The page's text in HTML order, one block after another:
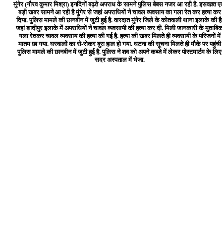
मुंगेर (गौरव कुमार मिश्रा) इनदिनों बढ़ते अपराध के सामने पुलिस बेबस नजर आ रही है. इसवक़्त
बड़ी खबर सामने आ रही है मुंगेर से जहां अपराधियों ने चावल व्यवसाय का गला रेत कर हत्या कर
दिया. पुलिस मामले की छानबीन में जुटी हुई है. वारदात मुंगेर जिले के कोतवाली थाना इलाके की
जहां शादीपुर इलाके में अपराधियों ने चावल व्यवसायी की हत्या कर दी. मिली जानकारी के
गला रेतकर चावल व्यवसाय की हत्या की गई है. हत्या की खबर मिलते ही व्यवसायी के परिजनों में
मातम छा गया. घरवालों का रो-रोकर बुरा हाल हो गया. घटना की सूचना मिलते ही मौके पर पहुंची
पुलिस मामले की छानबीन में जुटी हुई है. पुलिस ने शव को अपने कब्जे में लेकर पोस्टमार्टम के लिए
सदर अस्पताल में भेजा.